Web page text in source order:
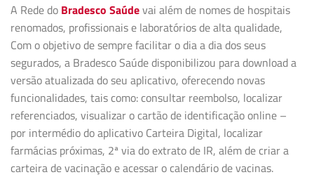
A Rede do Bradesco Saúdevai além de nomes de hospitais
renomados, profissionais e laboratórios de alta qualidade,
Com o objetivo de sempre facilitar o dia a dia dos seus
segurados, a Bradesco Saúde disponibilizou para download a
versão atualizada do seu aplicativo, oferecendo novas
funcionalidades, tais como: consultar reembolso, localizar
referenciados, visualizar o cartão de identificação online –
por intermédio do aplicativo Carteira Digital, localizar
farmácias próximas, 2ª via do extrato de IR, além de criar a
carteira de vacinação e acessar o calendário de vacinas.